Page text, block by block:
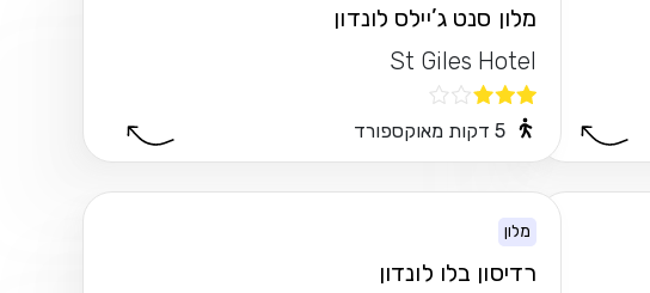
מלון סנט ג’יילס לונדון
St Giles Hotel
5 דקות מאוקספורד
מלון
רדיסון בלו לונדון